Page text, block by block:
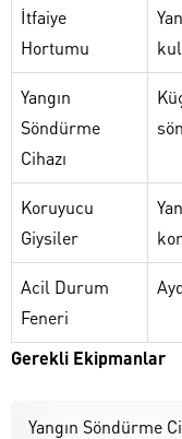
İtfaiye
Hortumu
Yangın
Söndürme
Cihazı
Koruyucu
Giysiler
Acil Durum
Feneri
Gerekli Ekipmanlar
Yangın Söndürme